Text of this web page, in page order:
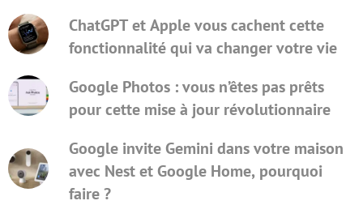
ChatGPT et Apple vous cachent cette
fonctionnalité qui va changer votre vie
Google Photos : vous n’êtes pas prêts
pour cette mise à jour révolutionnaire
Google invite Gemini dans votre maison
avec Nest et Google Home, pourquoi
faire ?